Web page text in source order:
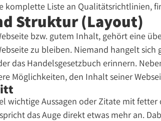
komplette Liste an Qualitätsrichtlinien,
Struktur (Layout)
bzw. gutem Inhalt, gehört eine
zu bleiben. Niemand hangelt
das Handelsgesetzbuch erinnern.
Möglichkeiten, den Inhalt seiner
wichtige Aussagen oder Zitate mit
das Auge direkt etwas mehr an.